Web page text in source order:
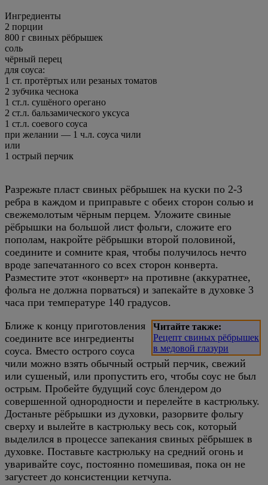
Ингредиенты
2 порции
800 г свиных рёбрышек
соль
чёрный перец
для соуса:
1 ст. протёртых или резаных томатов
2 зубчика чеснока
1 ст.л. сушёного орегано
2 ст.л. бальзамического уксуса
1 ст.л. соевого соуса
при желании — 1 ч.л. соуса чили
или
1 острый перчик
Разрежьте пласт свиных рёбрышек на куски по 2-3
ребра в каждом и приправьте с обеих сторон солью и
свежемолотым чёрным перцем. Уложите свиные
рёбрышки на большой лист фольги, сложите его
пополам, накройте рёбрышки второй половиной,
соедините и сомните края, чтобы получилось нечто
вроде запечатанного со всех сторон конверта.
Разместите этот «конверт» на противне (аккуратнее,
фольга не должна порваться) и запекайте в духовке 3
часа при температуре 140 градусов.
Читайте также:
Рецепт свиных рёбрышек
в медовой глазури
Ближе к концу приготовления
соедините все ингредиенты
соуса. Вместо острого соуса
чили можно взять обычный острый перчик, свежий
или сушеный, или пропустить его, чтобы соус не был
острым. Пробейте будущий соус блендером до
совершенной однородности и перелейте в кастрюльку.
Достаньте рёбрышки из духовки, разорвите фольгу
сверху и вылейте в кастрюльку весь сок, который
выделился в процессе запекания свиных рёбрышек в
духовке. Поставьте кастрюльку на средний огонь и
уваривайте соус, постоянно помешивая, пока он не
загустеет до консистенции кетчупа.